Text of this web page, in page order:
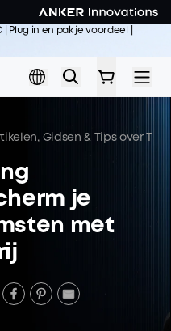
| Plug in en pak je voordeel |
Gidsen & Tips over
je
met